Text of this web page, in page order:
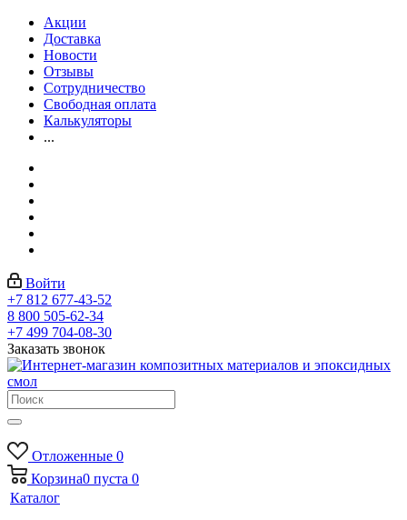
Акции
Доставка
Новости
Отзывы
Сотрудничество
Свободная оплата
Калькуляторы
...
Войти
+7 812 677-43-52
8 800 505-62-34
+7 499 704-08-30
Заказать звонок
Отложенные 0
Корзина0 пуста 0
Каталог